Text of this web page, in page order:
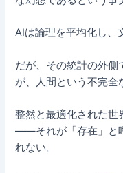
AIは論理を平均化し、
だが、その統計の外側
が、人間という不完全
整然と最適化された世
——それが「存在」と
れない。